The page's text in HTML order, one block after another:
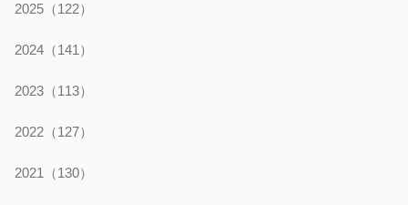
2025 （122）
2024 （141）
2023 （113）
2022 （127）
2021 （130）